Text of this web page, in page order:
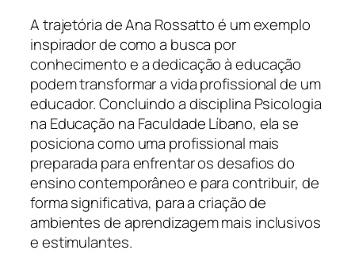
A trajetória de Ana Rossatto é um exemplo
inspirador de como a busca por
conhecimento e a dedicação à educação
podem transformar a vida profissional de um
educador. Concluindo a disciplina Psicologia
na Educação na Faculdade Líbano, ela se
posiciona como uma profissional mais
preparada para enfrentar os desafios do
ensino contemporâneo e para contribuir, de
forma significativa, para a criação de
ambientes de aprendizagem mais inclusivos
e estimulantes.